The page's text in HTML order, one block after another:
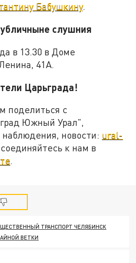
Бабушкину.
слушния
в 13.30 в Доме
41А.
Царьграда!
поделиться с
Южный Урал",
новости: ural-
к нам в
.
ТРАНСПОРТ ЧЕЛЯБИНСК
ВЕТКИ